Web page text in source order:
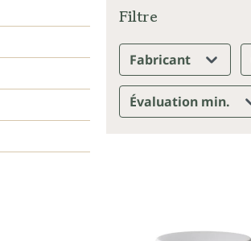
Filtre
Fabricant
Évaluation min.